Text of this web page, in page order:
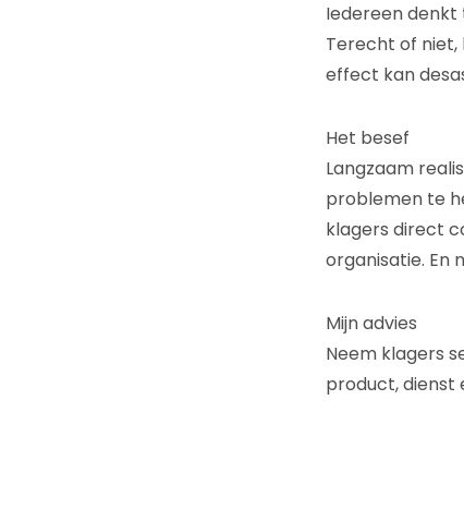
Iedereen
Terecht of niet,
effect kan
Het besef
Langzaam
problemen te
klagers direct
organisatie. En
Mijn advies
Neem klagers
product, dienst